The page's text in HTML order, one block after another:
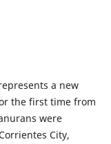
a new
the first time from
were
City,